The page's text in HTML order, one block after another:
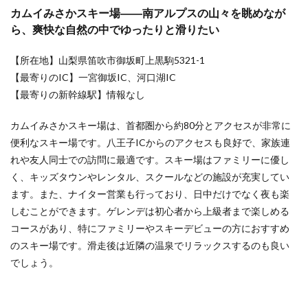
スが魅
力
宿泊
する
な
ら、
算に
合わ
スキ
ー場
を選
べる
5.2.1
竜スキ
ー場
カムイみさかスキー場――南アルプスの山々を眺めなが
ら、爽快な自然の中でゆったりと滑りたい
【所在地】山梨県笛吹市御坂町上黒駒5321-1
【最寄りのIC】一宮御坂IC、河口湖IC
【最寄りの新幹線駅】情報なし
カムイみさかスキー場は、首都圏から約80分とアクセスが非常に
便利なスキー場です。八王子ICからのアクセスも良好で、家族連
れや友人同士での訪問に最適です。スキー場はファミリーに優し
く、キッズタウンやレンタル、スクールなどの施設が充実してい
ます。また、ナイター営業も行っており、日中だけでなく夜も楽
しむことができます。ゲレンデは初心者から上級者まで楽しめる
コースがあり、特にファミリーやスキーデビューの方におすすめ
のスキー場です。滑走後は近隣の温泉でリラックスするのも良い
でしょう。